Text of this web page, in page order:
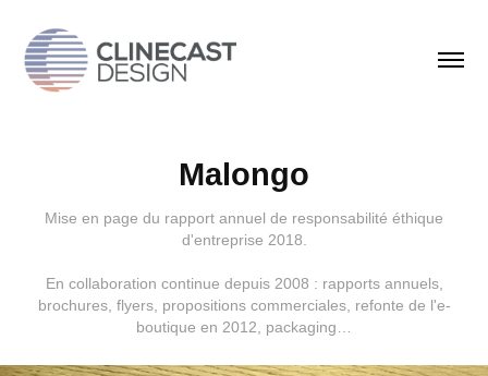
Malongo
Mise en page du rapport annuel de responsabilité éthique
d'entreprise 2018.
En collaboration continue depuis 2008 : rapports annuels,
brochures, flyers, propositions commerciales, refonte de l'e-
boutique en 2012, packaging…